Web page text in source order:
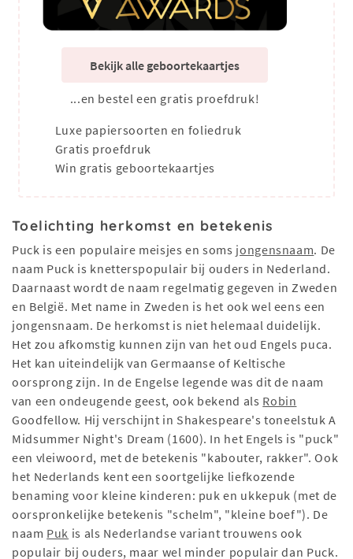
Bekijk alle geboortekaartjes
...en bestel een gratis proefdruk!
Luxe papiersoorten en foliedruk
Gratis proefdruk
Win gratis geboortekaartjes
Toelichting herkomst en betekenis
Puck is een populaire meisjes en soms jongensnaam. De
naam Puck is knetterspopulair bij ouders in Nederland.
Daarnaast wordt de naam regelmatig gegeven in Zweden
en België. Met name in Zweden is het ook wel eens een
jongensnaam. De herkomst is niet helemaal duidelijk.
Het zou afkomstig kunnen zijn van het oud Engels puca.
Het kan uiteindelijk van Germaanse of Keltische
oorsprong zijn. In de Engelse legende was dit de naam
van een ondeugende geest, ook bekend als Robin
Goodfellow. Hij verschijnt in Shakespeare's toneelstuk A
Midsummer Night's Dream (1600). In het Engels is "puck"
een vleiwoord, met de betekenis "kabouter, rakker". Ook
het Nederlands kent een soortgelijke liefkozende
benaming voor kleine kinderen: puk en ukkepuk (met de
oorspronkelijke betekenis "schelm", "kleine boef"). De
naam Puk is als Nederlandse variant trouwens ook
populair bij ouders, maar wel minder populair dan Puck.